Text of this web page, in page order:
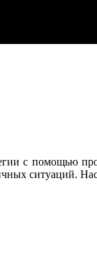
с помощью
ситуаций.